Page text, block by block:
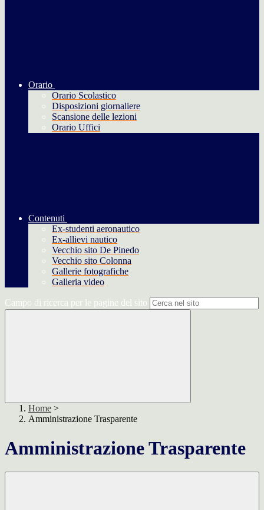
Orario
Orario Scolastico
Disposizioni giornaliere
Scansione delle lezioni
Orario Uffici
Contenuti
Ex-studenti aeronautico
Ex-allievi nautico
Vecchio sito De Pinedo
Vecchio sito Colonna
Gallerie fotografiche
Galleria video
Campo di ricerca per le pagine del sito
Home >
Amministrazione Trasparente
Amministrazione Trasparente